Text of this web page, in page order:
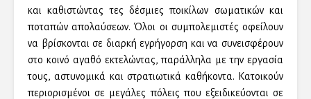
και καθιστώντας τες δέσμιες ποικίλων σωματικών και
ποταπών απολαύσεων. Όλοι οι συμπολεμιστές οφείλουν
να βρίσκονται σε διαρκή εγρήγορση και να συνεισφέρουν
στο κοινό αγαθό εκτελώντας, παράλληλα με την εργασία
τους, αστυνομικά και στρατιωτικά καθήκοντα. Κατοικούν
περιορισμένοι σε μεγάλες πόλεις που εξειδικεύονται σε